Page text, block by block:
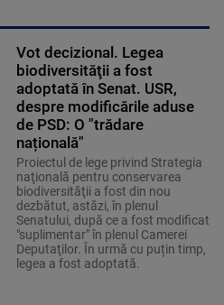
Vot decizional. Legea
biodiversităţii a fost
adoptată în Senat. USR,
despre modificările aduse
de PSD: O "trădare
națională"
Proiectul de lege privind Strategia
naţională pentru conservarea
biodiversităţii a fost din nou
dezbătut, astăzi, în plenul
Senatului, după ce a fost modificat
"suplimentar" în plenul Camerei
Deputaţilor. În urmă cu puțin timp,
legea a fost adoptată.